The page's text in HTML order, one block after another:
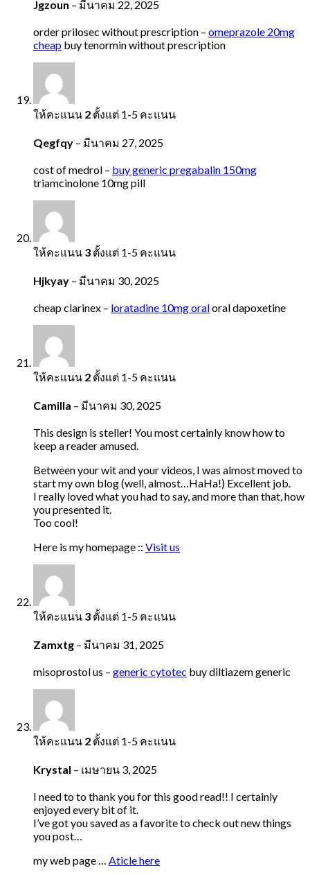
Jgzoun – มีนาคม 22, 2025
order prilosec without prescription – omeprazole 20mg
cheap buy tenormin without prescription
ให้คะแนน 2 ตั้งแต่ 1-5 คะแนน
Qegfqy – มีนาคม 27, 2025
cost of medrol – buy generic pregabalin 150mg
triamcinolone 10mg pill
ให้คะแนน 3 ตั้งแต่ 1-5 คะแนน
Hjkyay – มีนาคม 30, 2025
cheap clarinex – loratadine 10mg oraloral dapoxetine
ให้คะแนน 2 ตั้งแต่ 1-5 คะแนน
Camilla – มีนาคม 30, 2025
This design is steller! You most certainly know how to
keep a reader amused.
Between your wit and your videos, I was almost moved to
start my own blog (well, almost…HaHa!) Excellent job.
I really loved what you had to say, and more than that, how
you presented it.
Too cool!
Here is my homepage :: Visit us
ให้คะแนน 3 ตั้งแต่ 1-5 คะแนน
Zamxtg – มีนาคม 31, 2025
misoprostol us – generic cytotec buy diltiazem generic
ให้คะแนน 2 ตั้งแต่ 1-5 คะแนน
Krystal – เมษายน 3, 2025
I need to to thank you for this good read!! I certainly
enjoyed every bit of it.
I’ve got you saved as a favorite to check out new things
you post…
my web page … Aticle here